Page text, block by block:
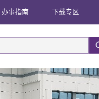
办事指南 下载专区